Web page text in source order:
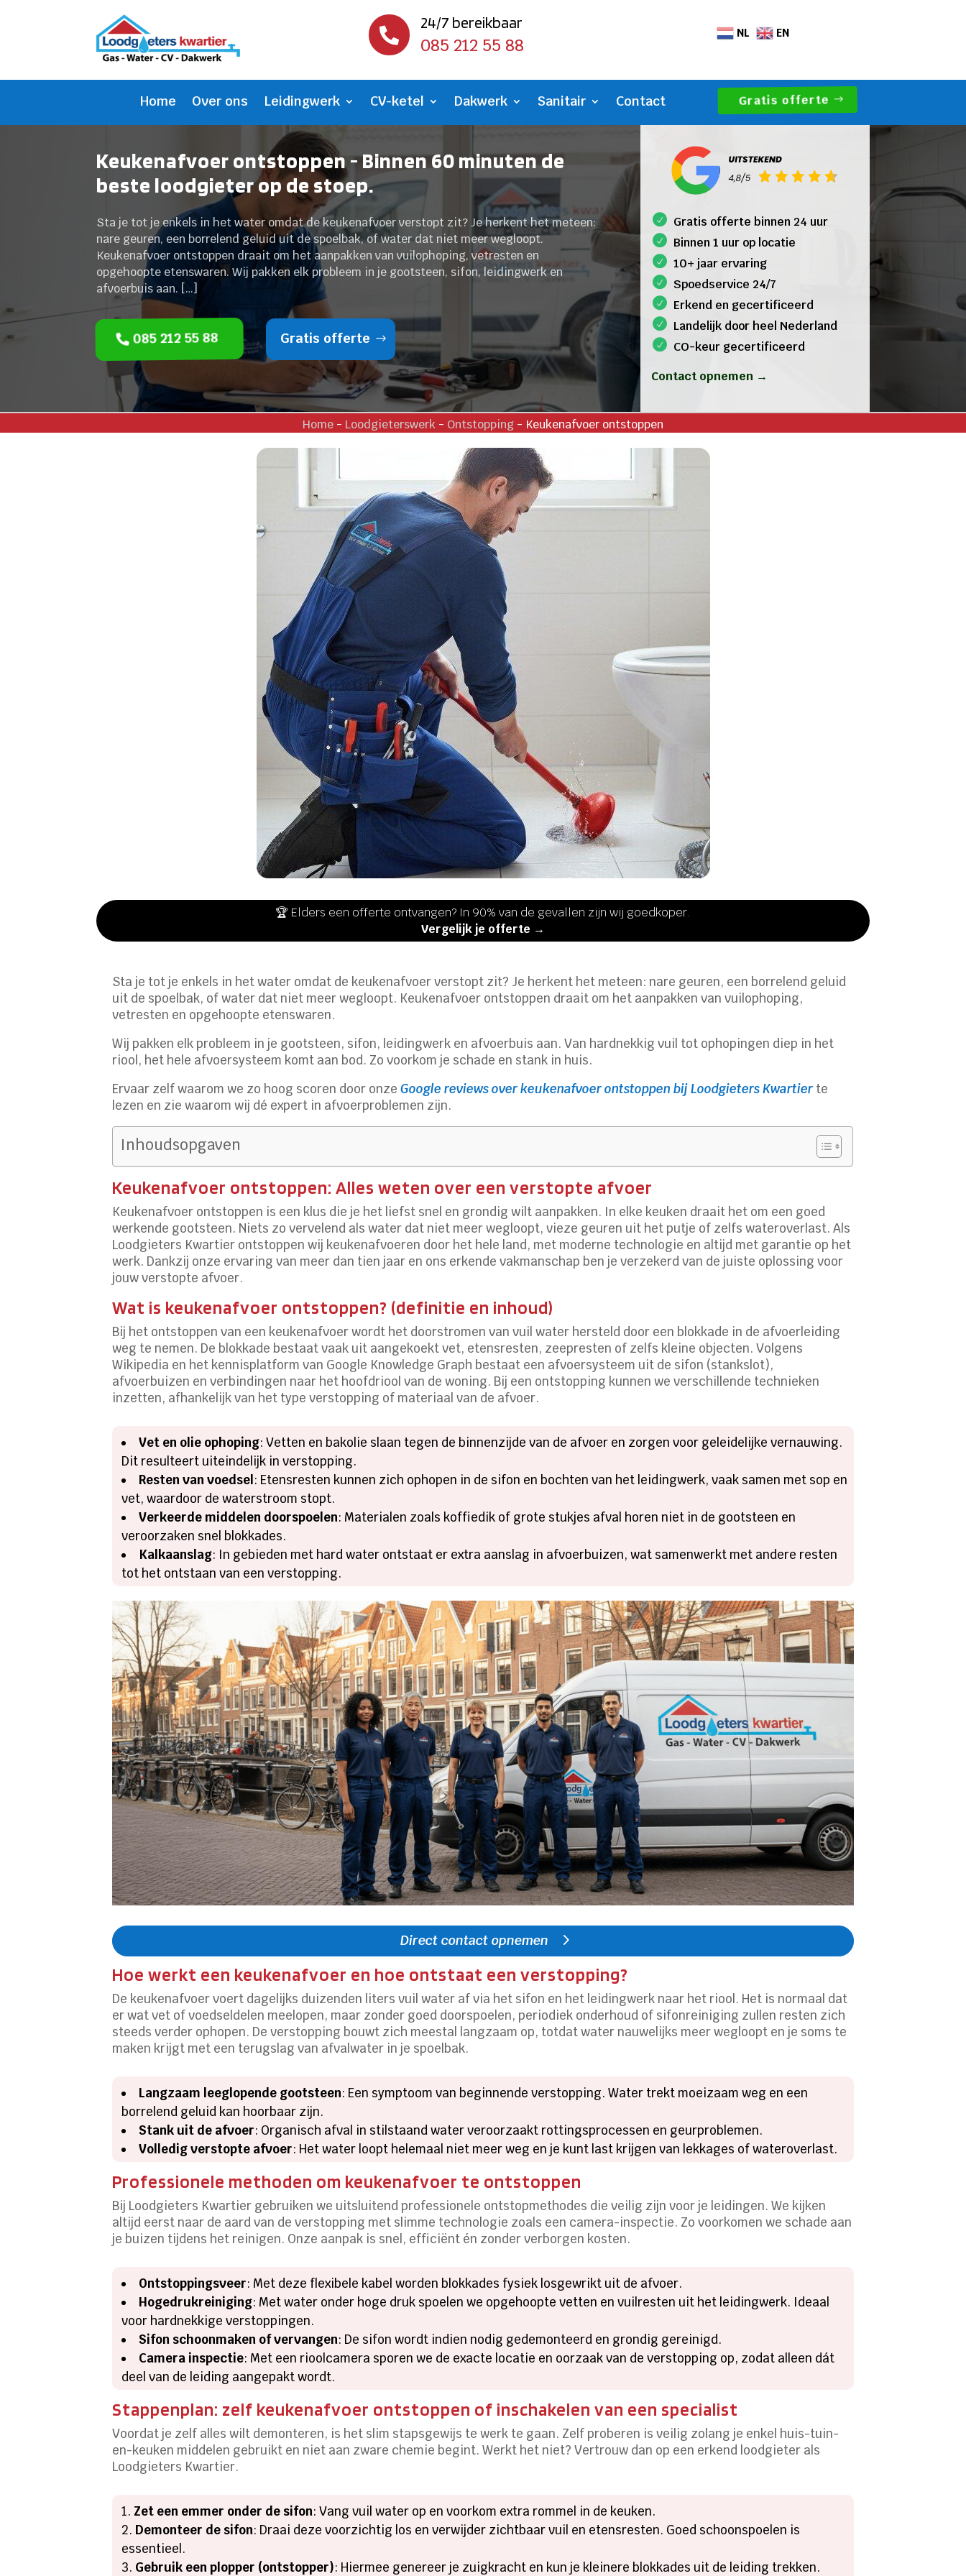

24/7 bereikbaar
085 212 55 88
NL EN
Home Over ons Leidingwerk CV-ketel Dakwerk Sanitair Contact Gratis offerte
Keukenafvoer ontstoppen - Binnen 60 minuten de
beste loodgieter op de stoep.
Sta je tot je enkels in het water omdat de keukenafvoer verstopt zit? Je herkent het meteen:
nare geuren, een borrelend geluid uit de spoelbak, of water dat niet meer wegloopt.
Keukenafvoer ontstoppen draait om het aanpakken van vuilophoping, vetresten en
opgehoopte etenswaren. Wij pakken elk probleem in je gootsteen, sifon, leidingwerk en
afvoerbuis aan. […]
085 212 55 88 Gratis offerte
Gratis offerte binnen 24 uur
Binnen 1 uur op locatie
10+ jaar ervaring
Spoedservice 24/7
Erkend en gecertificeerd
Landelijk door heel Nederland
CO-keur gecertificeerd
Contact opnemen →
Home - Loodgieterswerk - Ontstopping - Keukenafvoer ontstoppen
🏆 Elders een offerte ontvangen? In 90% van de gevallen zijn wij goedkoper.
Vergelijk je offerte →
Sta je tot je enkels in het water omdat de keukenafvoer verstopt zit? Je herkent het meteen: nare geuren, een borrelend geluid
uit de spoelbak, of water dat niet meer wegloopt. Keukenafvoer ontstoppen draait om het aanpakken van vuilophoping,
vetresten en opgehoopte etenswaren.
Wij pakken elk probleem in je gootsteen, sifon, leidingwerk en afvoerbuis aan. Van hardnekkig vuil tot ophopingen diep in het
riool, het hele afvoersysteem komt aan bod. Zo voorkom je schade en stank in huis.
Ervaar zelf waarom we zo hoog scoren door onzeGoogle reviews over keukenafvoer ontstoppen bij Loodgieters Kwartier te
lezen en zie waarom wij dé expert in afvoerproblemen zijn.
Inhoudsopgaven
Keukenafvoer ontstoppen: Alles weten over een verstopte afvoer
Keukenafvoer ontstoppen is een klus die je het liefst snel en grondig wilt aanpakken. In elke keuken draait het om een goed
werkende gootsteen. Niets zo vervelend als water dat niet meer wegloopt, vieze geuren uit het putje of zelfs wateroverlast. Als
Loodgieters Kwartier ontstoppen wij keukenafvoeren door het hele land, met moderne technologie en altijd met garantie op het
werk. Dankzij onze ervaring van meer dan tien jaar en ons erkende vakmanschap ben je verzekerd van de juiste oplossing voor
jouw verstopte afvoer.
Wat is keukenafvoer ontstoppen? (definitie en inhoud)
Bij het ontstoppen van een keukenafvoer wordt het doorstromen van vuil water hersteld door een blokkade in de afvoerleiding
weg te nemen. De blokkade bestaat vaak uit aangekoekt vet, etensresten, zeepresten of zelfs kleine objecten. Volgens
Wikipedia en het kennisplatform van Google Knowledge Graph bestaat een afvoersysteem uit de sifon (stankslot),
afvoerbuizen en verbindingen naar het hoofdriool van de woning. Bij een ontstopping kunnen we verschillende technieken
inzetten, afhankelijk van het type verstopping of materiaal van de afvoer.
Vet en olie ophoping: Vetten en bakolie slaan tegen de binnenzijde van de afvoer en zorgen voor geleidelijke vernauwing.
Dit resulteert uiteindelijk in verstopping.
Resten van voedsel: Etensresten kunnen zich ophopen in de sifon en bochten van het leidingwerk, vaak samen met sop en
vet, waardoor de waterstroom stopt.
Verkeerde middelen doorspoelen: Materialen zoals koffiedik of grote stukjes afval horen niet in de gootsteen en
veroorzaken snel blokkades.
Kalkaanslag: In gebieden met hard water ontstaat er extra aanslag in afvoerbuizen, wat samenwerkt met andere resten
tot het ontstaan van een verstopping.
Direct contact opnemen
Hoe werkt een keukenafvoer en hoe ontstaat een verstopping?
De keukenafvoer voert dagelijks duizenden liters vuil water af via het sifon en het leidingwerk naar het riool. Het is normaal dat
er wat vet of voedseldelen meelopen, maar zonder goed doorspoelen, periodiek onderhoud of sifonreiniging zullen resten zich
steeds verder ophopen. De verstopping bouwt zich meestal langzaam op, totdat water nauwelijks meer wegloopt en je soms te
maken krijgt met een terugslag van afvalwater in je spoelbak.
Langzaam leeglopende gootsteen: Een symptoom van beginnende verstopping. Water trekt moeizaam weg en een
borrelend geluid kan hoorbaar zijn.
Stank uit de afvoer: Organisch afval in stilstaand water veroorzaakt rottingsprocessen en geurproblemen.
Volledig verstopte afvoer: Het water loopt helemaal niet meer weg en je kunt last krijgen van lekkages of wateroverlast.
Professionele methoden om keukenafvoer te ontstoppen
Bij Loodgieters Kwartier gebruiken we uitsluitend professionele ontstopmethodes die veilig zijn voor je leidingen. We kijken
altijd eerst naar de aard van de verstopping met slimme technologie zoals een camera-inspectie. Zo voorkomen we schade aan
je buizen tijdens het reinigen. Onze aanpak is snel, efficiënt én zonder verborgen kosten.
Ontstoppingsveer: Met deze flexibele kabel worden blokkades fysiek losgewrikt uit de afvoer.
Hogedrukreiniging: Met water onder hoge druk spoelen we opgehoopte vetten en vuilresten uit het leidingwerk. Ideaal
voor hardnekkige verstoppingen.
Sifon schoonmaken of vervangen: De sifon wordt indien nodig gedemonteerd en grondig gereinigd.
Camera inspectie: Met een rioolcamera sporen we de exacte locatie en oorzaak van de verstopping op, zodat alleen dát
deel van de leiding aangepakt wordt.
Stappenplan: zelf keukenafvoer ontstoppen of inschakelen van een specialist
Voordat je zelf alles wilt demonteren, is het slim stapsgewijs te werk te gaan. Zelf proberen is veilig zolang je enkel huis-tuin-
en-keuken middelen gebruikt en niet aan zware chemie begint. Werkt het niet? Vertrouw dan op een erkend loodgieter als
Loodgieters Kwartier.
Zet een emmer onder de sifon: Vang vuil water op en voorkom extra rommel in de keuken.
Demonteer de sifon: Draai deze voorzichtig los en verwijder zichtbaar vuil en etensresten. Goed schoonspoelen is
essentieel.
Gebruik een plopper (ontstopper): Hiermee genereer je zuigkracht en kun je kleinere blokkades uit de leiding trekken.